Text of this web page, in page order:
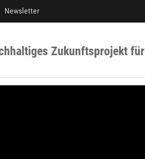
Newsletter
Zukunftsprojekt für